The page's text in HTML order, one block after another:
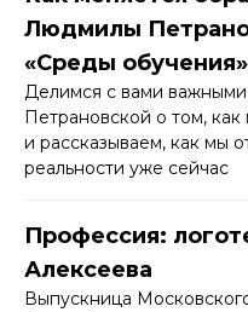
Людмилы
«Среды обучения»
Делимся с вами
Петрановской о том,
и рассказываем, как мы
реальности уже сейчас
Профессия:
Алексеева
Выпускница